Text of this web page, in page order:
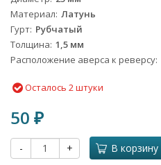
Материал Латунь
Гурт Рубчатый
Толщина 1,5 мм
Расположение аверса к реверсу
Осталось 2 штуки
50 ₽
- + В корзину